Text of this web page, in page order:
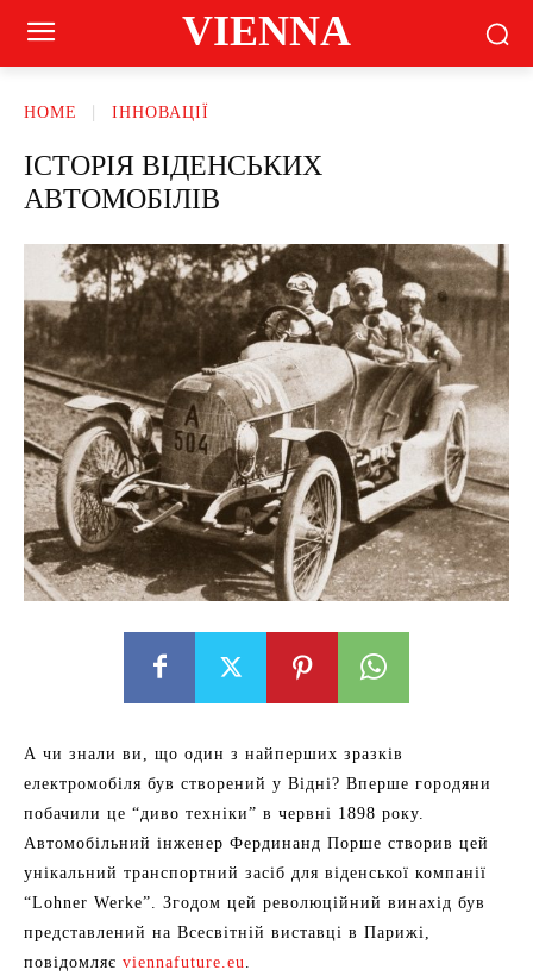
VIENNA
HOME ІННОВАЦІЇ
ІСТОРІЯ ВІДЕНСЬКИХ
АВТОМОБІЛІВ
А чи знали ви, що один з найперших зразків
електромобіля був створений у Відні? Вперше городяни
побачили це “диво техніки” в червні 1898 року.
Автомобільний інженер Фердинанд Порше створив цей
унікальний транспортний засіб для віденської компанії
“Lohner Werke”. Згодом цей революційний винахід був
представлений на Всесвітній виставці в Парижі,
повідомляє viennafuture.eu.